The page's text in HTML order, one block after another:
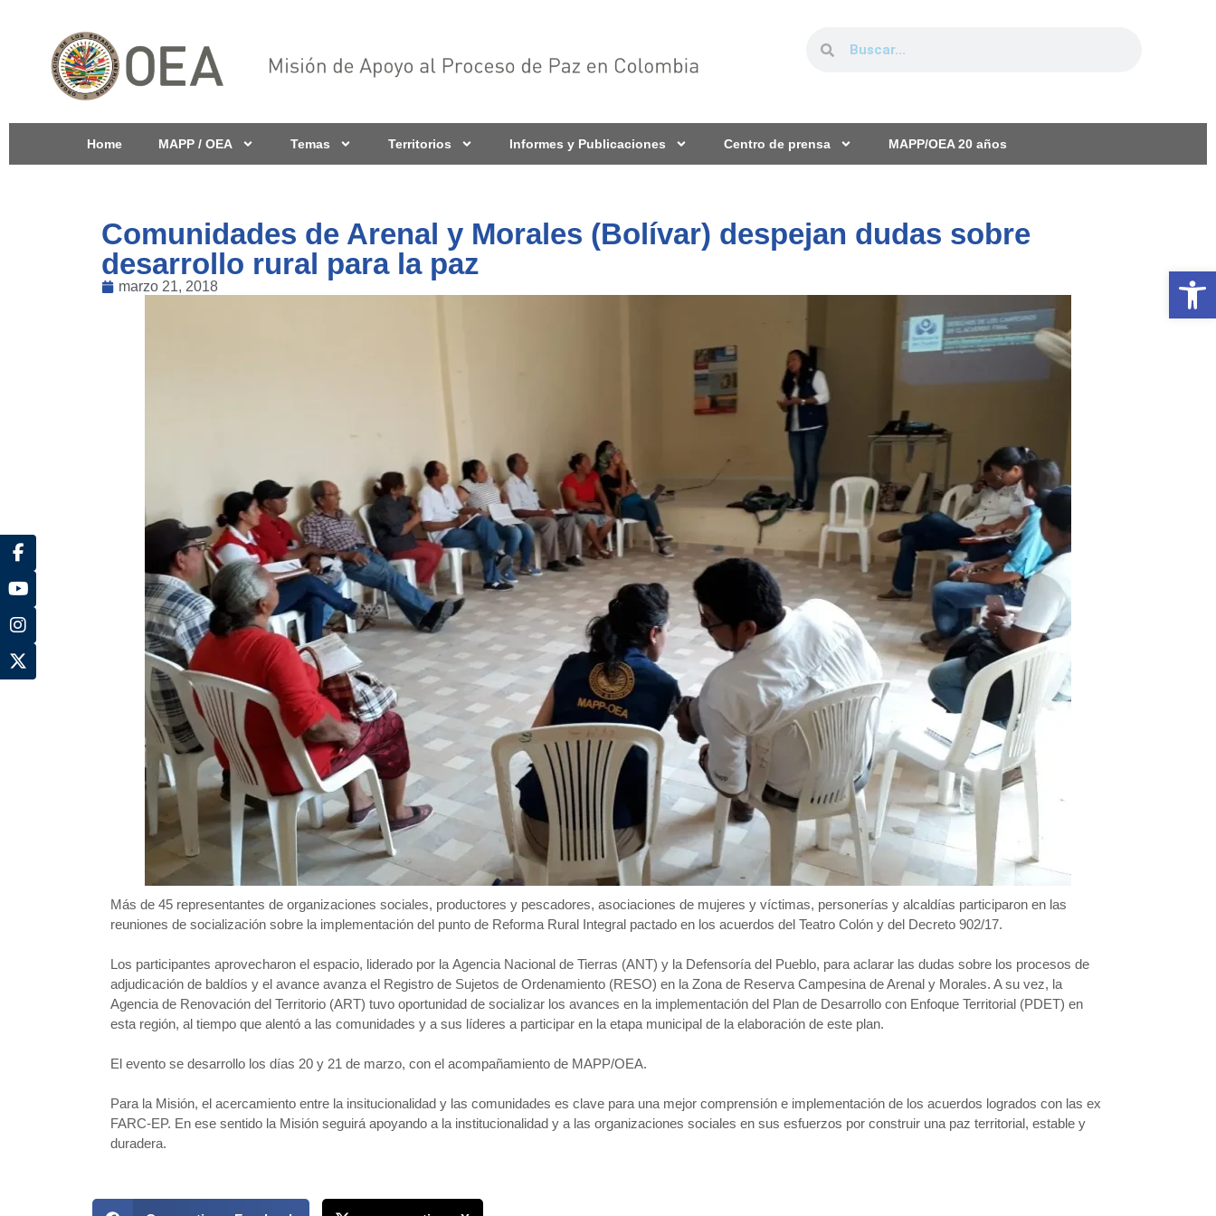
Home MAPP / OEA Temas Territorios Informes y Publicaciones Centro de prensa MAPP/OEA 20 años
Comunidades de Arenal y Morales (Bolívar) despejan dudas sobre
desarrollo rural para la paz
marzo 21, 2018
Más de 45 representantes de organizaciones sociales, productores y pescadores, asociaciones de mujeres y víctimas, personerías y alcaldías participaron en las
reuniones de socialización sobre la implementación del punto de Reforma Rural Integral pactado en los acuerdos del Teatro Colón y del Decreto 902/17.
Los participantes aprovecharon el espacio, liderado por la Agencia Nacional de Tierras (ANT) y la Defensoría del Pueblo, para aclarar las dudas sobre los procesos de
adjudicación de baldíos y el avance avanza el Registro de Sujetos de Ordenamiento (RESO) en la Zona de Reserva Campesina de Arenal y Morales. A su vez, la
Agencia de Renovación del Territorio (ART) tuvo oportunidad de socializar los avances en la implementación del Plan de Desarrollo con Enfoque Territorial (PDET) en
esta región, al tiempo que alentó a las comunidades y a sus líderes a participar en la etapa municipal de la elaboración de este plan.
El evento se desarrollo los días 20 y 21 de marzo, con el acompañamiento de MAPP/OEA.
Para la Misión, el acercamiento entre la insitucionalidad y las comunidades es clave para una mejor comprensión e implementación de los acuerdos logrados con las ex
FARC-EP. En ese sentido la Misión seguirá apoyando a la institucionalidad y a las organizaciones sociales en sus esfuerzos por construir una paz territorial, estable y
duradera.